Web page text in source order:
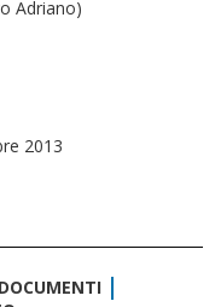
Adriano)
2013
DOCUMENTI